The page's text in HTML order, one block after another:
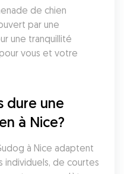
de chien
par une
une tranquillité
vous et votre
dure une
à Nice?
à Nice adaptent
individuels, de courtes